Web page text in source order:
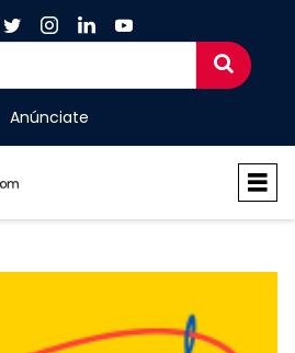
Anúnciate